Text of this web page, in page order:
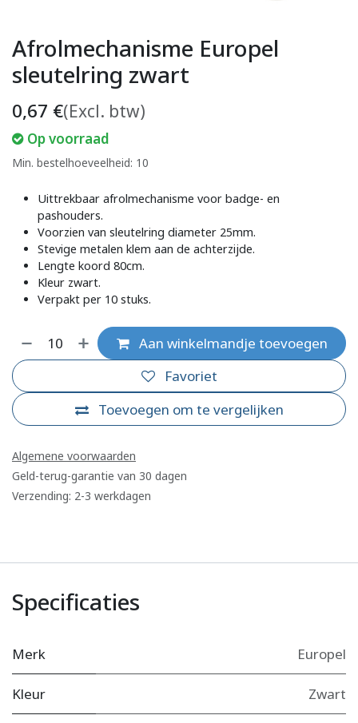
Afrolmechanisme Europel
sleutelring zwart
0,67 €(Excl. btw)
Op voorraad
Min. bestelhoeveelheid: 10
Uittrekbaar afrolmechanisme voor badge- en
pashouders.
Voorzien van sleutelring diameter 25mm.
Stevige metalen klem aan de achterzijde.
Lengte koord 80cm.
Kleur zwart.
Verpakt per 10 stuks.
Aan winkelmandje toevoegen
Toevoegen om te vergelijken
Favoriet
Algemene voorwaarden
Geld-terug-garantie van 30 dagen
Verzending: 2-3 werkdagen
Specificaties
Merk Europel
Kleur Zwart